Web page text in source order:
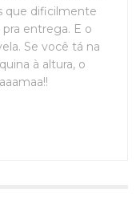
que dificilmente
entrega. E o
Se você tá na
à altura, o